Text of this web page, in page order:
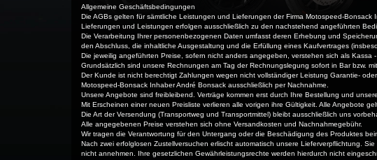
Allgemeine Geschäftsbedingungen
Die AGBs gelten für sämtliche Leistungen und Lieferungen der Firma Motospeed-Bonsack
Lieferungen und Leistungen erfolgen ausschließlich zu den nachstehend angeführten
Die Verarbeitung Ihrer personenbezogenen Daten umfasst deren Erhebung und
den Abschluss, die inhaltliche Ausgestaltung und die Erfüllung eines Kaufvertrages
Die jeweilig angeführten Preise, sofern nicht anders angegeben, verstehen sich als Kassa -
Grundsätzlich sind unsere Rechnungen am Tag der Rechnungslegung sofort in Bar bzw.
Der Kunde ist nicht berechtigt Zahlungen wegen nicht vollständiger Leistung Garantie-
Motospeed-Bonsack Inhaber André Bonsack ausschließlich per Nachnahme.
Unsere Angebote sind freibleibend. Verträge kommen erst durch Ihre Bestellung und
Mit Erscheinen einer neuen Preisliste verlieren alle vorigen ihre Gültigkeit. Alle Angebote
Die Art der Versendung (Transportweg und Transportmittel) bleibt ausschließlich uns
Alle angegebenen Preise verstehen sich ohne Versandkosten und Nachnahmegebühr.
Wir tragen die Verantwortung für den Untergang oder die Beschädigung des Produktes
Nach zwei erfolglosen Zustellversuchen erlischt automatisch unsere Lieferverpflichtung.
nicht annehmen. Ihre gesetzlichen Gewährleistungsrechte werden hierdurch nicht